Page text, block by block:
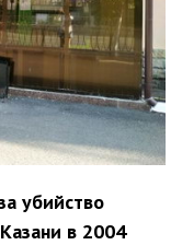
убийство
в 2004